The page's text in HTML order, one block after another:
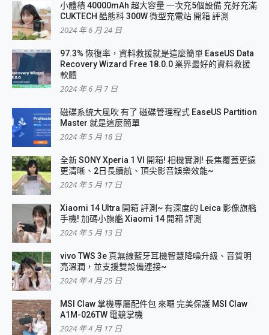
小體積 40000mAh 超大容量 一次充5個設備 充好充滿
CUKTECH 酷態科 300W 微型充電站 開箱 評測
2024 年 6 月 24 日
97.3% 恢復率，資料救援就是這麼簡單 EaseUS Data
Recovery Wizard Free 18.0.0 業界最好的資料救援
軟體
2024 年 6 月 7 日
磁碟系統大風吹 有了 磁碟管理程式 EaseUS Partition
Master 就是這麼簡單
2024 年 5 月 18 日
全新 SONY Xperia 1 VI 開箱! 相機實測! 長焦覆蓋更遠
更清晰、2日長續航、頂尖影音娛樂效能~
2024 年 5 月 17 日
Xiaomi 14 Ultra 開箱 評測~ 有深度的 Leica 影像旗艦
手機! 加碼小旗艦 Xiaomi 14 開箱 評測
2024 年 5 月 13 日
vivo TWS 3e 真無線藍牙耳機智慧降噪升級、音質明
亮溫潤，並支援雙設備連接~
2024 年 4 月 25 日
MSI Claw 掌機專屬配件包 來囉 完美保護 MSI Claw
A1M-026TW 電競掌機
2024 年 4 月 17 日